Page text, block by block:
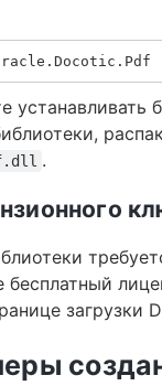
устанавливать
.
бесплатный
загрузки